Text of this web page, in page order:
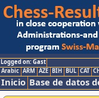
Logged on: Gast
Arabic ARM AZE BIH BUL CAT
Inicio Base de datos